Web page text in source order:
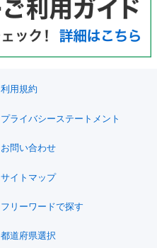
利用規約
プライバシーステートメント
お問い合わせ
サイトマップ
フリーワードで探す
都道府県選択